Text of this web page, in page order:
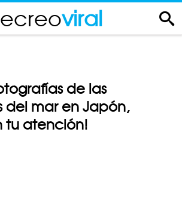
viral
de las
del mar en Japón,
tu atención!